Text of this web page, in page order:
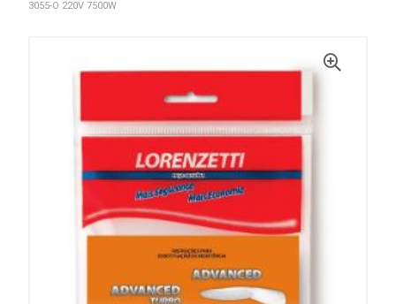
3055-O 220V 7500W